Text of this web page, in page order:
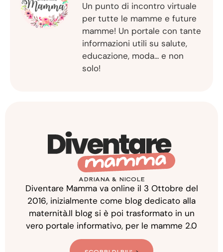
Un punto di incontro virtuale
per tutte le mamme e future
mamme! Un portale con tante
informazioni utili su salute,
educazione, moda... e non
solo!
ADRIANA & NICOLE
Diventare Mamma va online il 3 Ottobre del
2016, inizialmente come blog dedicato alla
maternità.Il blog si è poi trasformato in un
vero portale informativo, per le mamme 2.0